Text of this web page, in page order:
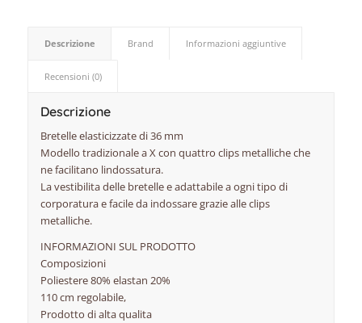
Descrizione Brand Informazioni aggiuntive
Recensioni (0)
Descrizione
Bretelle elasticizzate di 36 mm
Modello tradizionale a X con quattro clips metalliche che
ne facilitano lindossatura.
La vestibilita delle bretelle e adattabile a ogni tipo di
corporatura e facile da indossare grazie alle clips
metalliche.
INFORMAZIONI SUL PRODOTTO
Composizioni
Poliestere 80% elastan 20%
110 cm regolabile,
Prodotto di alta qualita